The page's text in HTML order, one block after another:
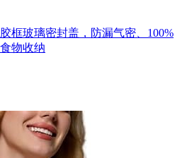
框玻璃密封盖，防漏气密、100%
物收纳